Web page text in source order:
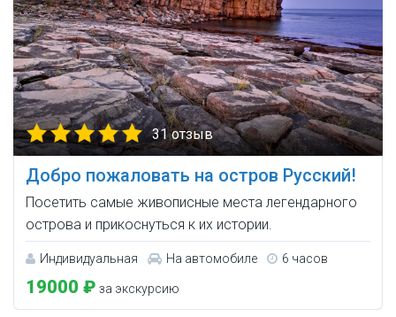
31 отзыв
Добро пожаловать на остров Русский!
Посетить самые живописные места легендарного
острова и прикоснуться к их истории.
Индивидуальная На автомобиле 6 часов
19000 ₽ за экскурсию